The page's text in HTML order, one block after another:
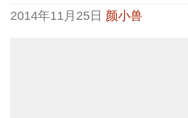
2014年11月25日 颜小兽